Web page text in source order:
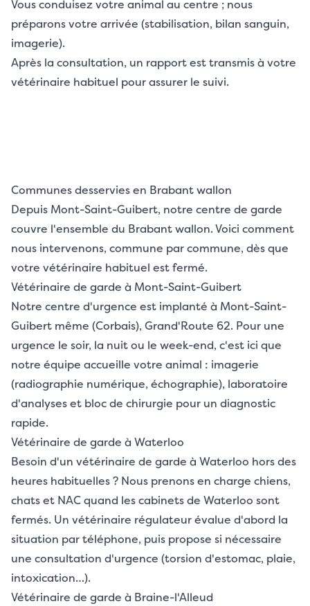
Vous conduisez votre animal au centre ; nous
préparons votre arrivée (stabilisation, bilan sanguin,
imagerie).
Après la consultation, un rapport est transmis à votre
vétérinaire habituel pour assurer le suivi.
Communes desservies en Brabant wallon
Depuis Mont-Saint-Guibert, notre centre de garde
couvre l'ensemble du Brabant wallon. Voici comment
nous intervenons, commune par commune, dès que
votre vétérinaire habituel est fermé.
Vétérinaire de garde à Mont-Saint-Guibert
Notre centre d'urgence est implanté à Mont-Saint-
Guibert même (Corbais), Grand'Route 62. Pour une
urgence le soir, la nuit ou le week-end, c'est ici que
notre équipe accueille votre animal : imagerie
(radiographie numérique, échographie), laboratoire
d'analyses et bloc de chirurgie pour un diagnostic
rapide.
Vétérinaire de garde à Waterloo
Besoin d'un vétérinaire de garde à Waterloo hors des
heures habituelles ? Nous prenons en charge chiens,
chats et NAC quand les cabinets de Waterloo sont
fermés. Un vétérinaire régulateur évalue d'abord la
situation par téléphone, puis propose si nécessaire
une consultation d'urgence (torsion d'estomac, plaie,
intoxication…).
Vétérinaire de garde à Braine-l'Alleud